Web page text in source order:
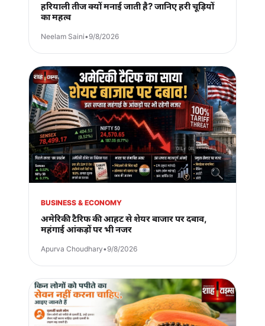
हरियाली तीज क्यों मनाई जाती है? जानिए हरी चूड़ियों
का महत्व
Neelam Saini•9/8/2026
BUSINESS & ECONOMY
अमेरिकी टैरिफ की आहट से शेयर बाजार पर दबाव,
महंगाई आंकड़ों पर भी नजर
Apurva Choudhary•9/8/2026